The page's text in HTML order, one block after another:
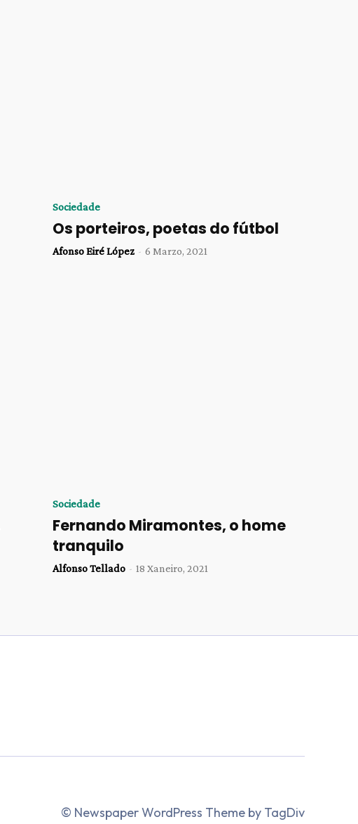
Sociedade
Os porteiros, poetas do fútbol
Afonso Eiré López - 6 Marzo, 2021
Sociedade
Fernando Miramontes, o home
tranquilo
Alfonso Tellado - 18 Xaneiro, 2021
© Newspaper WordPress Theme by TagDiv